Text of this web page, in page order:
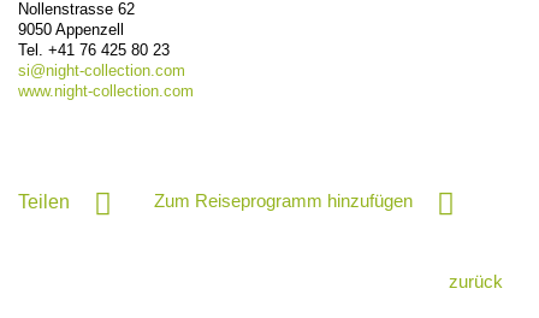
Nollenstrasse 62
9050 Appenzell
Tel. +41 76 425 80 23
si@night-collection.com
www.night-collection.com
Teilen Zum Reiseprogramm hinzufügen
zurück